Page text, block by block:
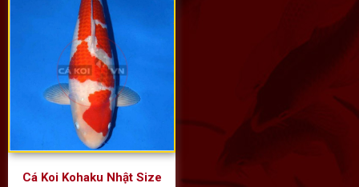
Cá Koi Kohaku Nhật Size